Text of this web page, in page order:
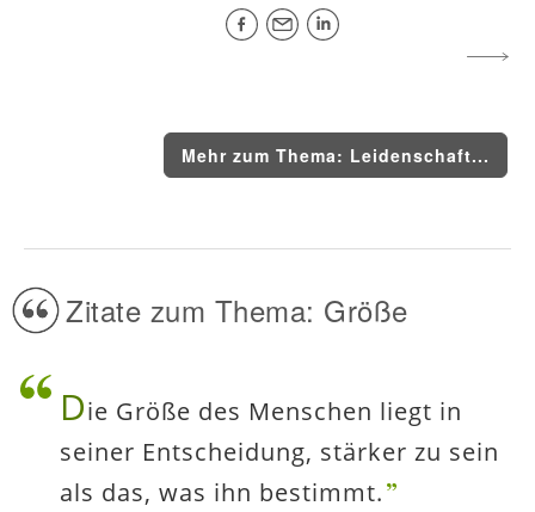
Mehr zum Thema: Leidenschaft...
Zitate zum Thema: Größe
Die Größe des Menschen liegt in
seiner Entscheidung, stärker zu sein
als das, was ihn bestimmt.